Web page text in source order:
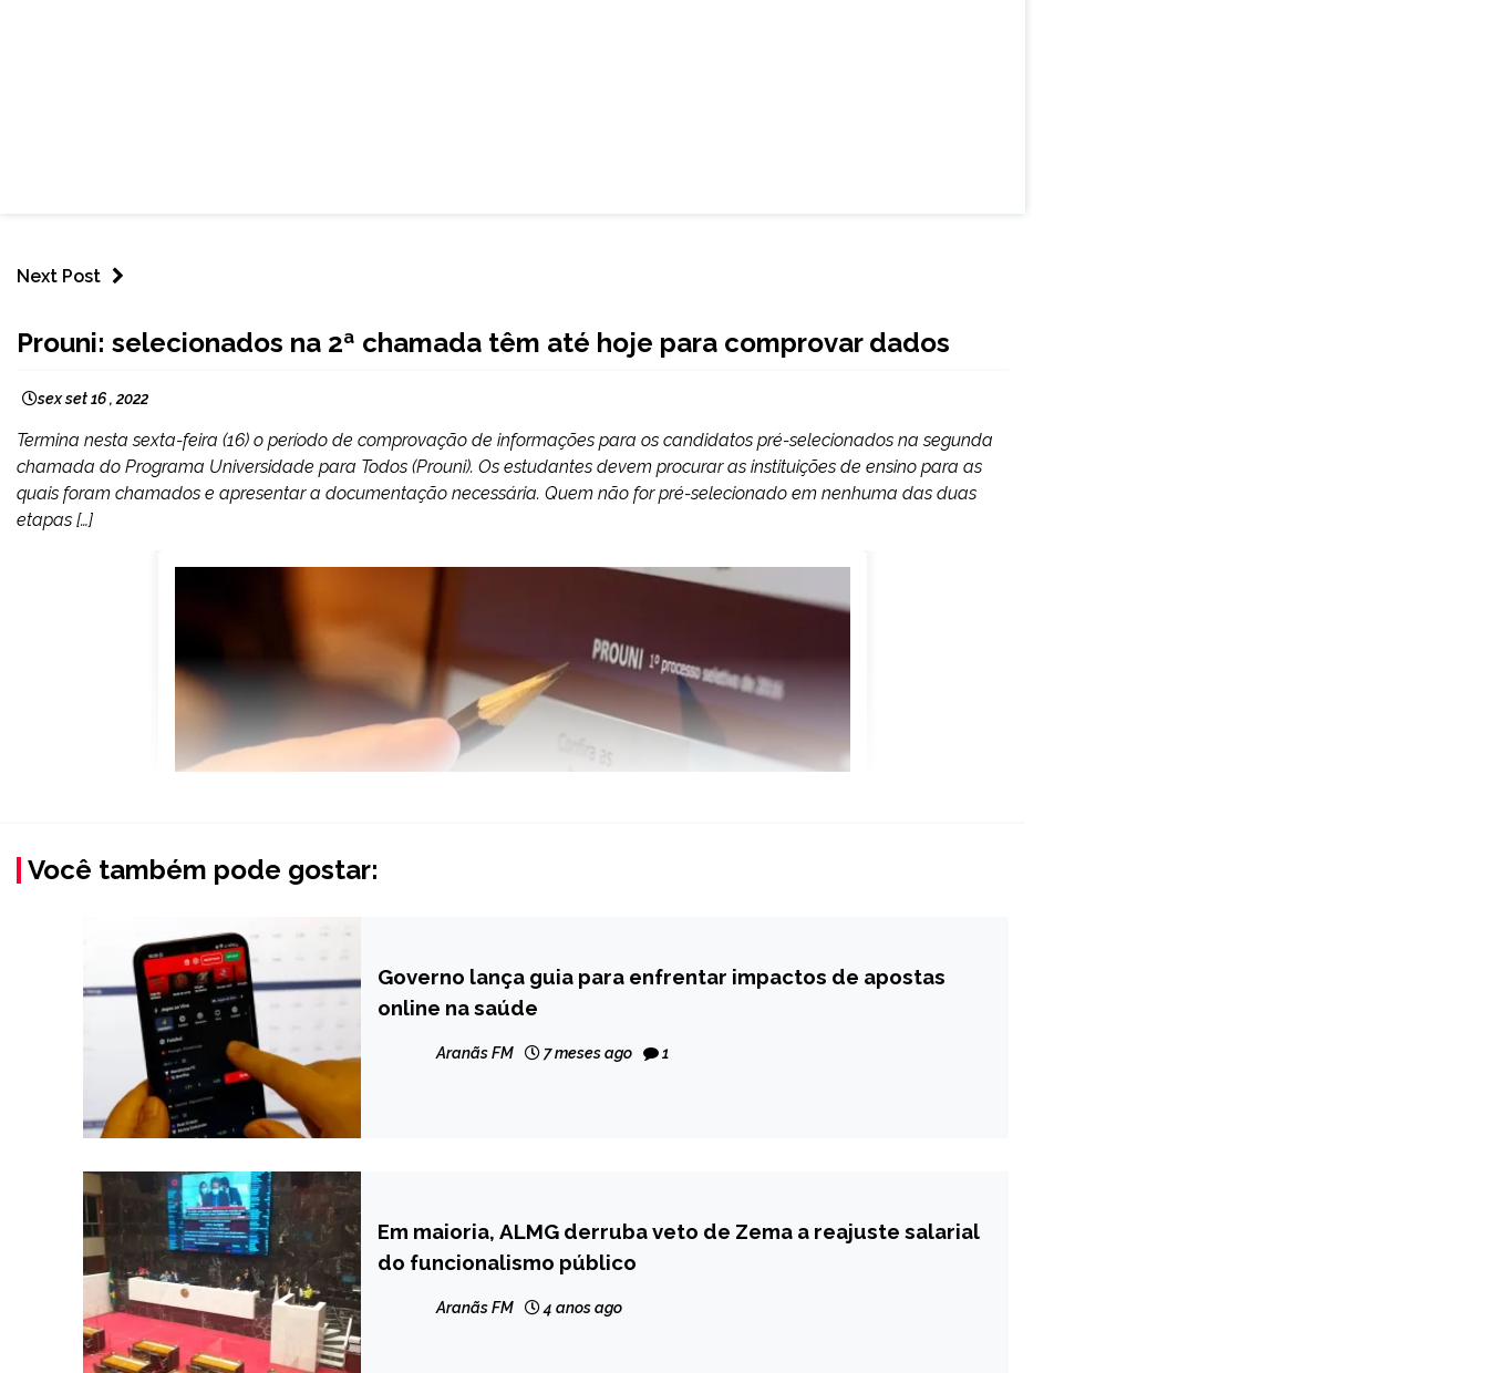
Next Post
NOTÍCIAS
Prouni: selecionados na 2ª chamada têm até hoje para comprovar dados
sex set 16 , 2022
Termina nesta sexta-feira (16) o período de comprovação de informações para os candidatos pré-selecionados na segunda
chamada do Programa Universidade para Todos (Prouni). Os estudantes devem procurar as instituições de ensino para as
quais foram chamados e apresentar a documentação necessária. Quem não for pré-selecionado em nenhuma das duas
etapas […]
Você também pode gostar:
BRASIL
NOTÍCIAS
Governo lança guia para enfrentar impactos de apostas
online na saúde
Aranãs FM 7 meses ago 1
MINAS
GERAIS
NOTÍCIAS
Em maioria, ALMG derruba veto de Zema a reajuste salarial
do funcionalismo público
Aranãs FM 4 anos ago